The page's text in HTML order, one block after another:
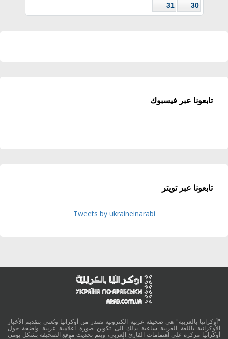
30
31
تابعونا عبر فيسبوك
تابعونا عبر تويتر
Tweets by ukraineinarabi
"أوكرانيا بالعربية" هي صحيفة عربية الكترونية تصدر من أوكرانيا وتُعنى بتقديم الأخبار
الأوكرانية باللغة العربية ساعية بذلك الى تكوين صورة اعلامية عربية واضحة حول
أوكرانيا مركزة على اهتمامات القارئ العربي، ويتم تحديث موقع الصحيفة بشكل يومي